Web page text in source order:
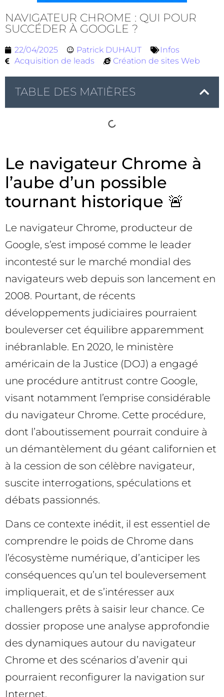
NAVIGATEUR CHROME : QUI POUR
SUCCÉDER À GOOGLE ?
22/04/2025 Patrick DUHAUT
Infos
Acquisition de leads
Création de sites Web
TABLE DES MATIÈRES
Le navigateur Chrome à
l’aube d’un possible
tournant historique 🚨
Le navigateur Chrome, producteur de
Google, s’est imposé comme le leader
incontesté sur le marché mondial des
navigateurs web depuis son lancement en
2008. Pourtant, de récents
développements judiciaires pourraient
bouleverser cet équilibre apparemment
inébranlable. En 2020, le ministère
américain de la Justice (DOJ) a engagé
une procédure antitrust contre Google,
visant notamment l’emprise considérable
du navigateur Chrome. Cette procédure,
dont l’aboutissement pourrait conduire à
un démantèlement du géant californien et
à la cession de son célèbre navigateur,
suscite interrogations, spéculations et
débats passionnés.
Dans ce contexte inédit, il est essentiel de
comprendre le poids de Chrome dans
l’écosystème numérique, d’anticiper les
conséquences qu’un tel bouleversement
impliquerait, et de s’intéresser aux
challengers prêts à saisir leur chance. Ce
dossier propose une analyse approfondie
des dynamiques autour du navigateur
Chrome et des scénarios d’avenir qui
pourraient reconfigurer la navigation sur
Internet.